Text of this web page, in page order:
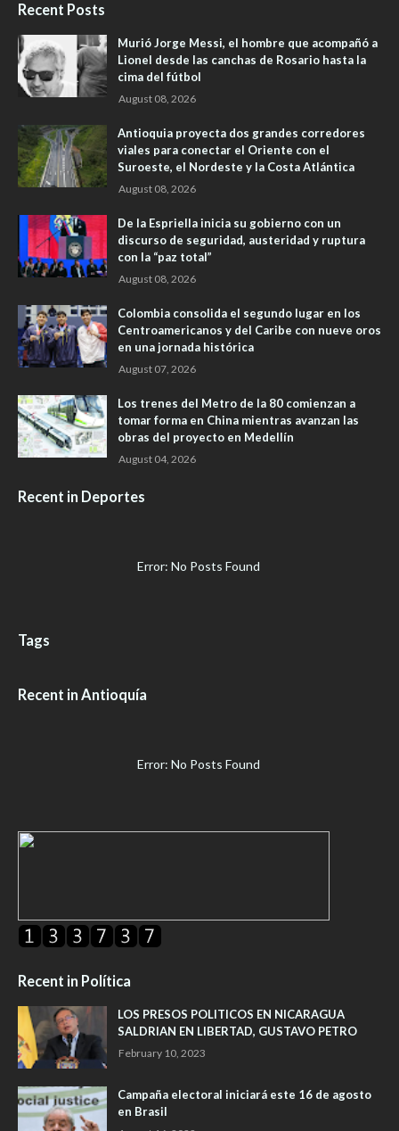
Recent Posts
Murió Jorge Messi, el hombre que acompañó a
Lionel desde las canchas de Rosario hasta la
cima del fútbol
August 08, 2026
Antioquia proyecta dos grandes corredores
viales para conectar el Oriente con el
Suroeste, el Nordeste y la Costa Atlántica
August 08, 2026
De la Espriella inicia su gobierno con un
discurso de seguridad, austeridad y ruptura
con la “paz total”
August 08, 2026
Colombia consolida el segundo lugar en los
Centroamericanos y del Caribe con nueve oros
en una jornada histórica
August 07, 2026
Los trenes del Metro de la 80 comienzan a
tomar forma en China mientras avanzan las
obras del proyecto en Medellín
August 04, 2026
Recent in Deportes
Error: No Posts Found
Tags
Recent in Antioquía
Error: No Posts Found
Recent in Política
LOS PRESOS POLITICOS EN NICARAGUA
SALDRIAN EN LIBERTAD, GUSTAVO PETRO
February 10, 2023
Campaña electoral iniciará este 16 de agosto
en Brasil